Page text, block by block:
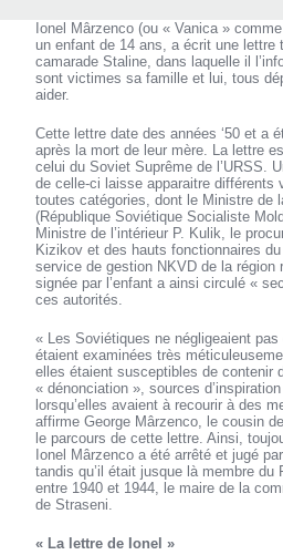
Ionel Mârzenco (ou « Vanica »
un enfant de 14 ans, a écrit une lettre
camarade Staline, dans laquelle il
sont victimes sa famille et lui, tous
aider.
Cette lettre date des années ‘50 et a
après la mort de leur mère. La lettre
celui du Soviet Suprême de l’URSS.
de celle-ci laisse apparaitre différents
toutes catégories, dont le Ministre de
(République Soviétique Socialiste
Ministre de l’intérieur P. Kulik, le
Kizikov et des hauts fonctionnaires
service de gestion NKVD de la région
signée par l’enfant a ainsi circulé «
ces autorités.
« Les Soviétiques ne négligeaient
étaient examinées très
elles étaient susceptibles de contenir
« dénonciation », sources
lorsqu’elles avaient à recourir à des
affirme George Mârzenco, le cousin
le parcours de cette lettre. Ainsi,
Ionel Mârzenco a été arrêté et jugé
tandis qu’il était jusque là membre
entre 1940 et 1944, le maire de la
de Straseni.
« La lettre de Ionel »